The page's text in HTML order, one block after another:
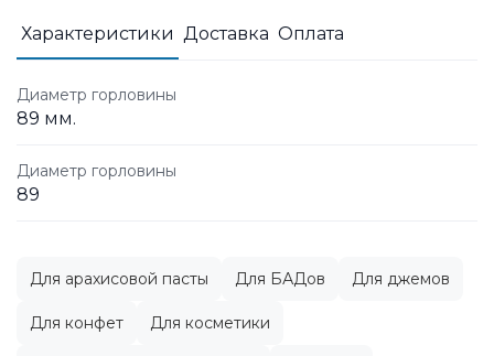
Характеристики Доставка Оплата
Диаметр горловины
89 мм.
Диаметр горловины
89
Для арахисовой пасты Для БАДов Для джемов
Для конфет Для косметики